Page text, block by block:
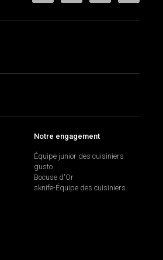
Notre engagement
Équipe junior des cuisiniers
gusto
Bocuse d'Or
sknife-Équipe des cuisiniers